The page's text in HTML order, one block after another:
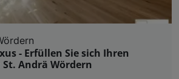
- Erfüllen Sie sich Ihren
Andrä Wördern